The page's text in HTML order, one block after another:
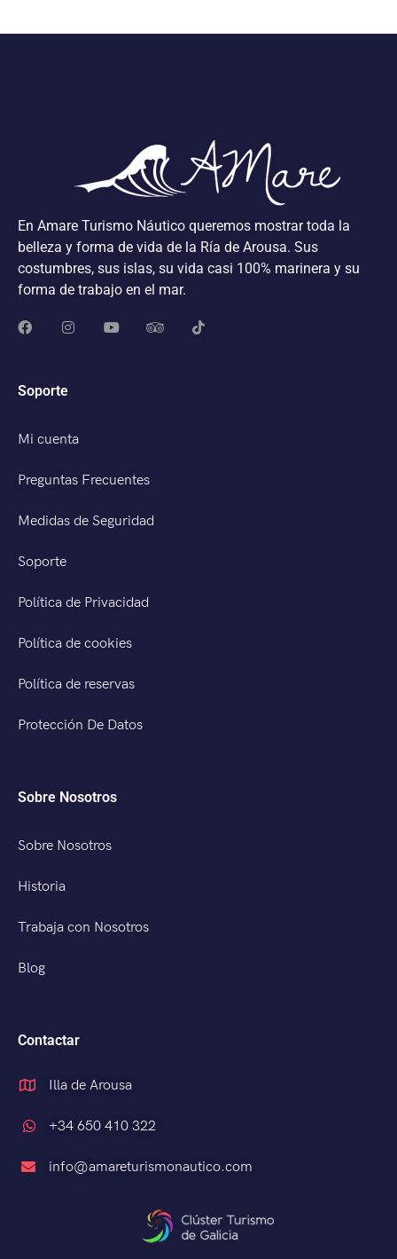
En Amare Turismo Náutico queremos mostrar toda la
belleza y forma de vida de la Ría de Arousa. Sus
costumbres, sus islas, su vida casi 100% marinera y su
forma de trabajo en el mar.
Soporte
Mi cuenta
Preguntas Frecuentes
Medidas de Seguridad
Soporte
Política de Privacidad
Política de cookies
Política de reservas
Protección De Datos
Sobre Nosotros
Sobre Nosotros
Historia
Trabaja con Nosotros
Blog
Contactar
Illa de Arousa
+34 650 410 322
info@amareturismonautico.com